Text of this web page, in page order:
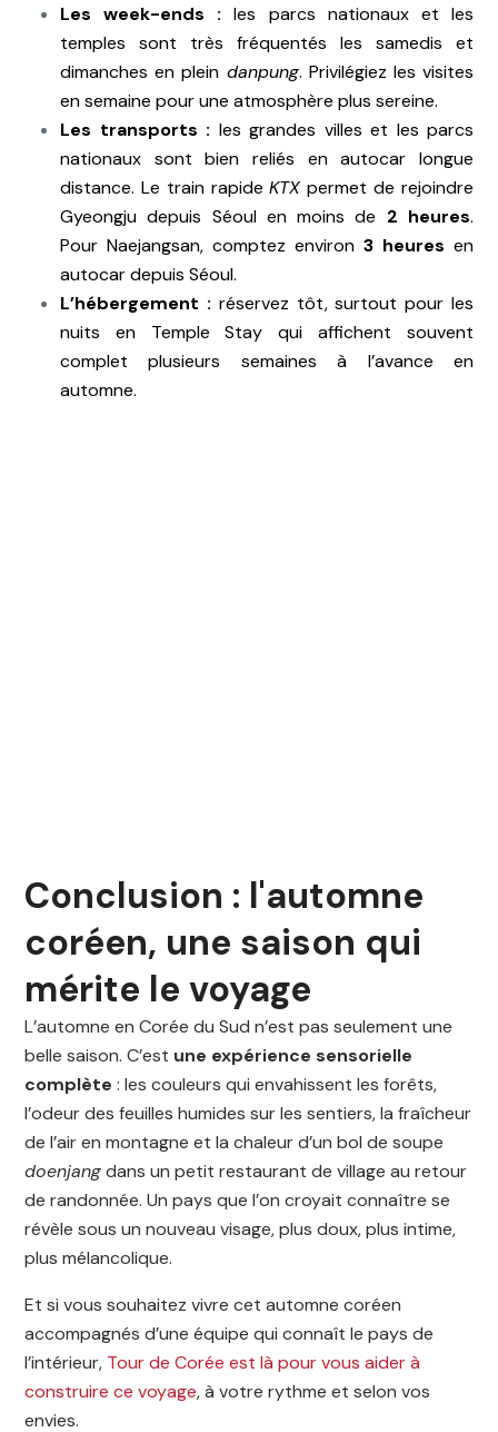
Les week-ends : les parcs nationaux et les
temples sont très fréquentés les samedis et
dimanches en plein danpung. Privilégiez les visites
en semaine pour une atmosphère plus sereine.
Les transports : les grandes villes et les parcs
nationaux sont bien reliés en autocar longue
distance. Le train rapideKTX permet de rejoindre
Gyeongju depuis Séoul en moins de 2 heures.
Pour Naejangsan, comptez environ 3 heures en
autocar depuis Séoul.
L’hébergement : réservez tôt, surtout pour les
nuits en Temple Stay qui affichent souvent
complet plusieurs semaines à l’avance en
automne.
Conclusion : l'automne
coréen, une saison qui
mérite le voyage
L’automne en Corée du Sud n’est pas seulement une
belle saison. C’est une expérience sensorielle
complète : les couleurs qui envahissent les forêts,
l’odeur des feuilles humides sur les sentiers, la fraîcheur
de l’air en montagne et la chaleur d’un bol de soupe
doenjangdans un petit restaurant de village au retour
de randonnée. Un pays que l’on croyait connaître se
révèle sous un nouveau visage, plus doux, plus intime,
plus mélancolique.
Et si vous souhaitez vivre cet automne coréen
accompagnés d’une équipe qui connaît le pays de
l’intérieur, Tour de Corée est là pour vous aider à
construire ce voyage, à votre rythme et selon vos
envies.